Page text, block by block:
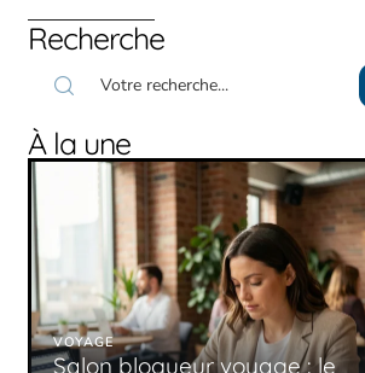
Recherche
À la une
VOYAGE
Salon blogueur voyage : le